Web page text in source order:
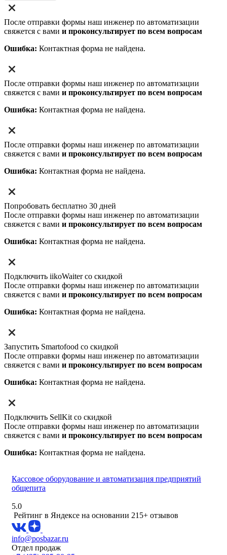
После отправки формы наш инженер по автоматизации
свяжется с вами и проконсультирует по всем вопросам
Ошибка: Контактная форма не найдена.
После отправки формы наш инженер по автоматизации
свяжется с вами и проконсультирует по всем вопросам
Ошибка: Контактная форма не найдена.
После отправки формы наш инженер по автоматизации
свяжется с вами и проконсультирует по всем вопросам
Ошибка: Контактная форма не найдена.
Попробовать бесплатно 30 дней
После отправки формы наш инженер по автоматизации
свяжется с вами и проконсультирует по всем вопросам
Ошибка: Контактная форма не найдена.
Подключить iikoWaiter со скидкой
После отправки формы наш инженер по автоматизации
свяжется с вами и проконсультирует по всем вопросам
Ошибка: Контактная форма не найдена.
Запустить Smartofood со скидкой
После отправки формы наш инженер по автоматизации
свяжется с вами и проконсультирует по всем вопросам
Ошибка: Контактная форма не найдена.
Подключить SellKit со скидкой
После отправки формы наш инженер по автоматизации
свяжется с вами и проконсультирует по всем вопросам
Ошибка: Контактная форма не найдена.
Кассовое оборудование и автоматизация предприятий
общепита
5.0
Рейтинг в Яндексе на основании 215+ отзывов
info@posbazar.ru
Отдел продаж